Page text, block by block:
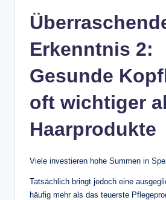
Erkenntnis 2:
Gesunde
oft wichtiger
Haarprodukte
Viele investieren hohe Summen in
Tatsächlich bringt jedoch eine
häufig mehr als das teuerste